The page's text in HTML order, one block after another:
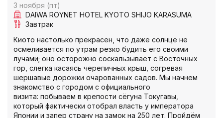
3 ноября (пт)
DAIWA ROYNET HOTEL KYOTO SHIJO KARASUMA
Завтрак
Киото настолько прекрасен, что даже солнце не
осмеливается по утрам резко будить его своими
лучами; оно осторожно соскальзывает с Восточных
гор, слегка касаясь черепичных крыш, согревая
шершавые дорожки очарованных садов. Мы начнем
знакомство с городом с официального
визита: побываем в крепости сёгуна Токугавы,
который фактически отобрал власть у императора
Японии и запер страну на замок на 250 лет. Пройдём